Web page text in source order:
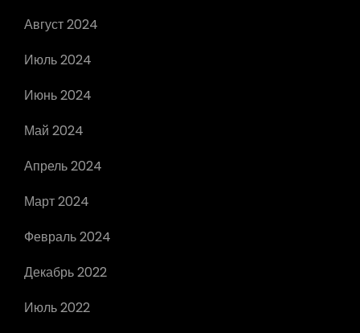
Август 2024
Июль 2024
Июнь 2024
Май 2024
Апрель 2024
Март 2024
Февраль 2024
Декабрь 2022
Июль 2022